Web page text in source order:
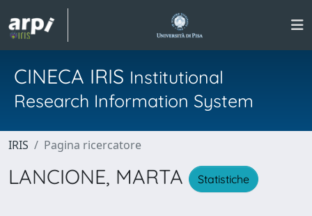
CINECA IRIS Institutional
Research Information System
IRIS Pagina ricercatore
LANCIONE, MARTA Statistiche